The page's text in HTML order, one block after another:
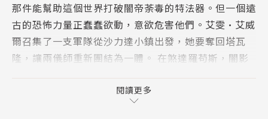
那件能幫助這個世界打破闇帝荼毒的特法器。但一個遠
古的恐怖力量正蠢蠢欲動，意欲危害他們。艾雯•艾威
爾召集了一支軍隊從沙力達小鎮出發，她要奪回塔瓦
隆，讓兩儀師重新團結為一體。 在煞達羅苟斯，闇影
閱讀更多